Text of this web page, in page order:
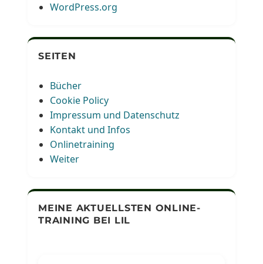
WordPress.org
SEITEN
Bücher
Cookie Policy
Impressum und Datenschutz
Kontakt und Infos
Onlinetraining
Weiter
MEINE AKTUELLSTEN ONLINE-
TRAINING BEI LIL